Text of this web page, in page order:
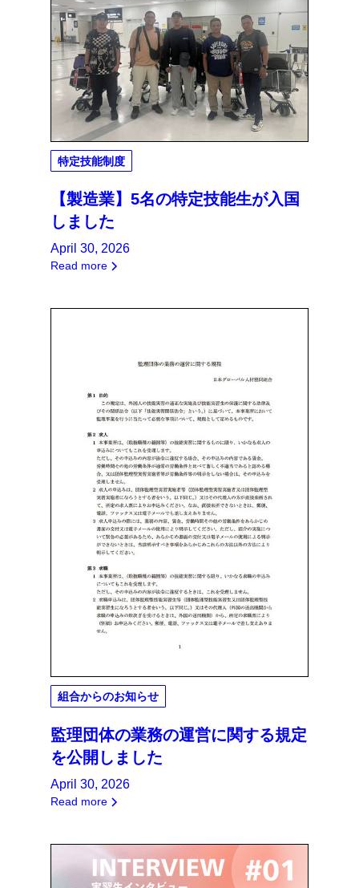
特定技能制度
【製造業】5名の特定技能生が入国
しました
April 30, 2026
Read more
組合からのお知らせ
監理団体の業務の運営に関する規定
を公開しました
April 30, 2026
Read more